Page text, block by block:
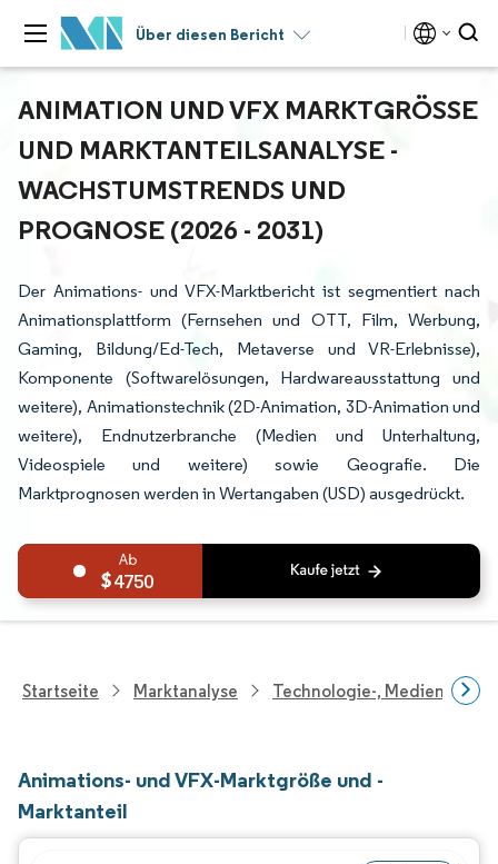
Über diesen Bericht
ANIMATION UND VFX MARKTGRÖSSE U
ND MARKTANTEILSANALYSE - W
ACHSTUMSTRENDS UND P
ROGNOSE (2026 - 2031)
Der Animations- und VFX-Marktbericht ist segmentiert nach
Animationsplattform (Fernsehen und OTT, Film, Werbung,
Gaming, Bildung/Ed-Tech, Metaverse und VR-Erlebnisse),
Komponente (Softwarelösungen, Hardwareausstattung und
weitere), Animationstechnik (2D-Animation, 3D-Animation und
weitere), Endnutzerbranche (Medien und Unterhaltung,
Videospiele und weitere) sowie Geografie. Die
Marktprognosen werden in Wertangaben (USD) ausgedrückt.
4750
Startseite Marktanalyse Technologie-, Medien- Und
Animations- und VFX-Marktgröße und -
Marktanteil